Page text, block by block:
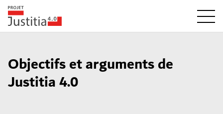
Objectifs et arguments de
Justitia 4.0